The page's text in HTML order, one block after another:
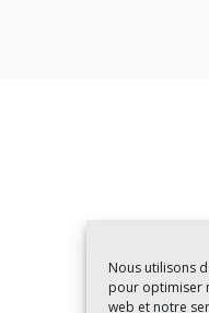
Nous utilisons
pour optimiser
web et notre